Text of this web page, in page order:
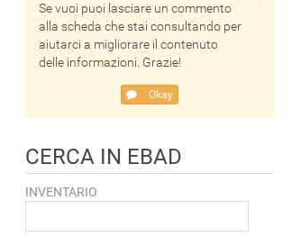
Se vuoi puoi lasciare un commento
alla scheda che stai consultando per
aiutarci a migliorare il contenuto
delle informazioni. Grazie!
Okay
CERCA IN EBAD
INVENTARIO